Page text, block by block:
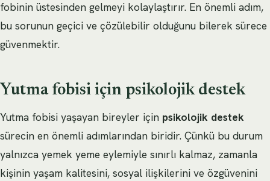
fobinin üstesinden gelmeyi kolaylaştırır. En önemli adım,
bu sorunun geçici ve çözülebilir olduğunu bilerek sürece
güvenmektir.
Yutma fobisi için psikolojik destek
Yutma fobisi yaşayan bireyler için psikolojik destek
sürecin en önemli adımlarından biridir. Çünkü bu durum
yalnızca yemek yeme eylemiyle sınırlı kalmaz, zamanla
kişinin yaşam kalitesini, sosyal ilişkilerini ve özgüvenini